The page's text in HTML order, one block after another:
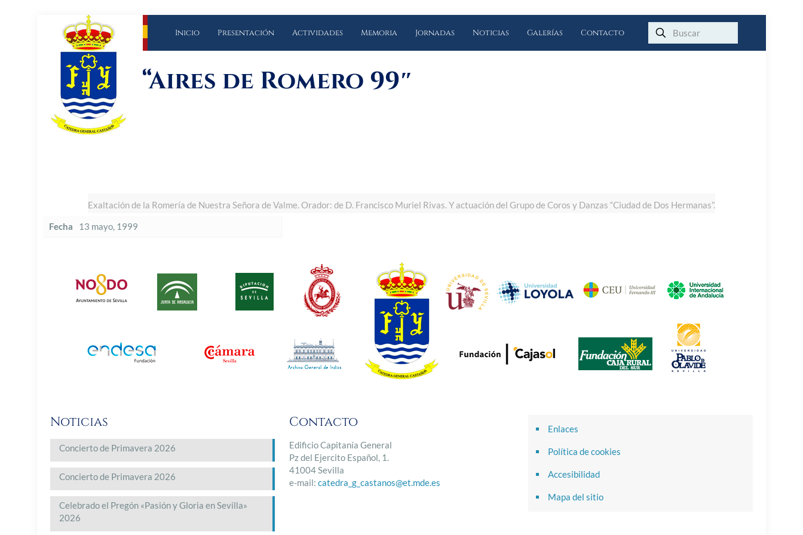
Inicio Presentación Actividades Memoria Jornadas Noticias Galerías Contacto
“Aires de Romero 99″
Exaltación de la Romería de Nuestra Señora de Valme. Orador: de D. Francisco Muriel Rivas. Y actuación del Grupo de Coros y Danzas “Ciudad de Dos Hermanas”.
Fecha
13 mayo, 1999
Noticias
Concierto de Primavera 2026
Concierto de Primavera 2026
Celebrado el Pregón «Pasión y Gloria en Sevilla»
2026
Contacto
Edificio Capitanía General
Pz del Ejercito Español, 1.
41004 Sevilla
e-mail: catedra_g_castanos@et.mde.es
Enlaces
Política de cookies
Accesibilidad
Mapa del sitio